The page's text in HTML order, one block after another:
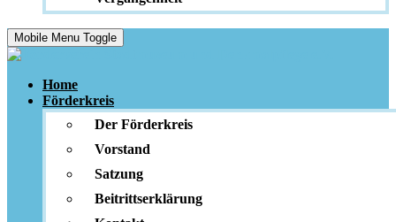
Mobile Menu Toggle
Home
Förderkreis
Der Förderkreis
Vorstand
Satzung
Beitrittserklärung